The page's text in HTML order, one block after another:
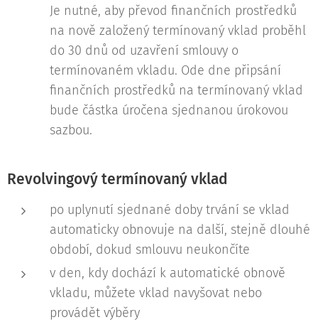
Je nutné, aby převod finančních prostředků
na nově založený termínovaný vklad proběhl
do 30 dnů od uzavření smlouvy o
termínovaném vkladu. Ode dne připsání
finančních prostředků na termínovaný vklad
bude částka úročena sjednanou úrokovou
sazbou.
Revolvingový termínovaný vklad
po uplynutí sjednané doby trvání se vklad
automaticky obnovuje na další, stejně dlouhé
období, dokud smlouvu neukončíte
v den, kdy dochází k automatické obnově
vkladu, můžete vklad navyšovat nebo
provádět výběry